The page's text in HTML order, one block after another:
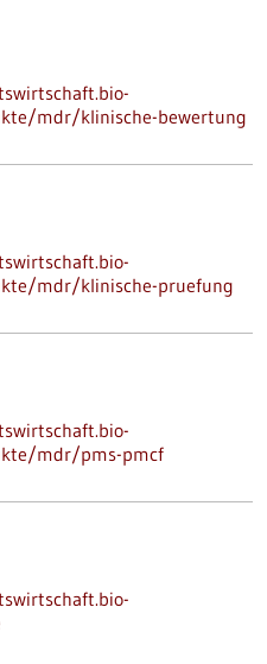
mdr/klinische-bewertung
mdr/klinische-pruefung
mdr/pms-pmcf